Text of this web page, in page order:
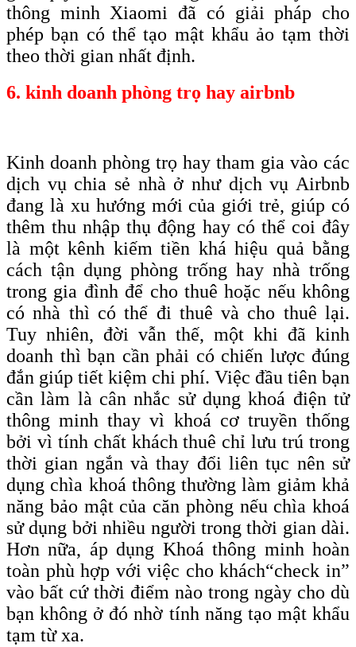
thông minh Xiaomi đã có giải pháp cho
phép bạn có thể tạo mật khẩu ảo tạm thời
theo thời gian nhất định.
6. kinh doanh phòng trọ hay airbnb
Kinh doanh phòng trọ hay tham gia vào các
dịch vụ chia sẻ nhà ở như dịch vụ Airbnb
đang là xu hướng mới của giới trẻ, giúp có
thêm thu nhập thụ động hay có thể coi đây
là một kênh kiếm tiền khá hiệu quả bằng
cách tận dụng phòng trống hay nhà trống
trong gia đình để cho thuê hoặc nếu không
có nhà thì có thể đi thuê và cho thuê lại.
Tuy nhiên, đời vẫn thế, một khi đã kinh
doanh thì bạn cần phải có chiến lược đúng
đắn giúp tiết kiệm chi phí. Việc đầu tiên bạn
cần làm là cân nhắc sử dụng khoá điện tử
thông minh thay vì khoá cơ truyền thống
bởi vì tính chất khách thuê chỉ lưu trú trong
thời gian ngắn và thay đổi liên tục nên sử
dụng chìa khoá thông thường làm giảm khả
năng bảo mật của căn phòng nếu chìa khoá
sử dụng bởi nhiều người trong thời gian dài.
Hơn nữa, áp dụng Khoá thông minh hoàn
toàn phù hợp với việc cho khách“checkin”
vào bất cứ thời điểm nào trong ngày cho dù
bạn không ở đó nhờ tính năng tạo mật khẩu
tạm từ xa.